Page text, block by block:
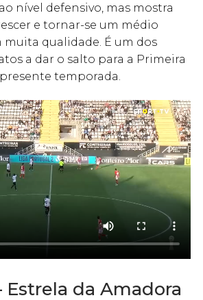
nível defensivo, mas mostra
e tornar-se um médio
qualidade. É um dos
a dar o salto para a Primeira
temporada.
Estrela da Amadora